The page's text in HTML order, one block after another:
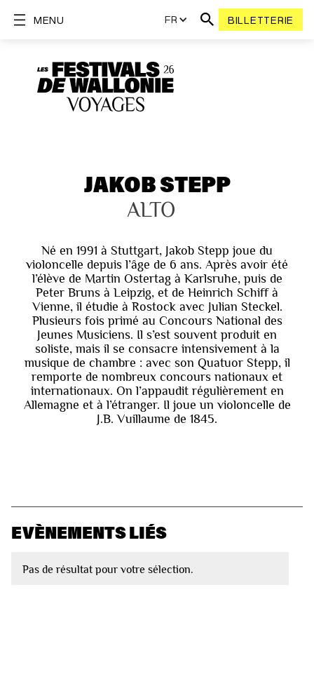
FR BILLETTERIE
MENU
JAKOB STEPP
ALTO
Né en 1991 à Stuttgart, Jakob Stepp joue du
violoncelle depuis l’âge de 6 ans. Après avoir été
l’élève de Martin Ostertag à Karlsruhe, puis de
Peter Bruns à Leipzig, et de Heinrich Schiff à
Vienne, il étudie à Rostock avec Julian Steckel.
Plusieurs fois primé au Concours National des
Jeunes Musiciens. Il s’est souvent produit en
soliste, mais il se consacre intensivement à la
musique de chambre : avec son Quatuor Stepp, il
remporte de nombreux concours nationaux et
internationaux. On l’appaudit régulièrement en
Allemagne et à l’étranger. Il joue un violoncelle de
J.B. Vuillaume de 1845.
EVÈNEMENTS LIÉS
Pas de résultat pour votre sélection.